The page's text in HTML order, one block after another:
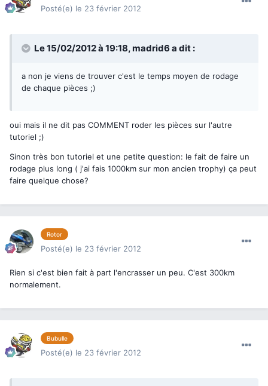
Posté(e) le 23 février 2012
Le 15/02/2012 à 19:18, madrid6 a dit :
a non je viens de trouver c'est le temps moyen de rodage
de chaque pièces ;)
oui mais il ne dit pas COMMENT roder les pièces sur l'autre
tutoriel ;)
Sinon très bon tutoriel et une petite question: le fait de faire un
rodage plus long ( j'ai fais 1000km sur mon ancien trophy) ça peut
faire quelque chose?
Rotor
Posté(e) le 23 février 2012
Rien si c'est bien fait à part l'encrasser un peu. C'est 300km
normalement.
Bubulle
Posté(e) le 23 février 2012